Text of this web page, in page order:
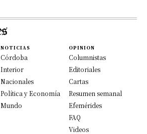
NOTICIAS
Córdoba
Interior
Nacionales
Política y Economía
Mundo
OPINION
Columnistas
Editoriales
Cartas
Resumen semanal
Efemérides
FAQ
Videos